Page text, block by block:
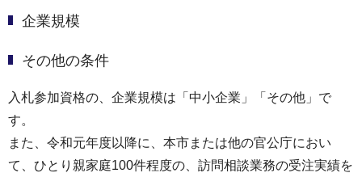
企業規模
その他の条件
入札参加資格の、企業規模は「中小企業」「その他」で
す。
また、令和元年度以降に、本市または他の官公庁におい
て、ひとり親家庭100件程度の、訪問相談業務の受注実績を